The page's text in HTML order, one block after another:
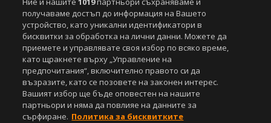
Етични правила на НСС
Лични данни
Управление на предпочитания
Съдържанието на този уеб сайт и технологиите, използвани в него, са
под закрила на Закона за авторското право и сродните му права.
Всички статии, репортажи, интервюта и други текстови, графични и
видео материали, публикувани в сайта, са собственост на Агенция
Спортал, освен ако изрично е посочено друго. Допуска се
публикуване на текстови материали само след писмено съгласие на
Агенция Спортал, посочване на източника и добавяне на линк към
www.sportal.bg. Използването на графични и видео материали,
получаваме достъп до информация на Вашето
устройство, като уникални идентификатори в
бисквитки за обработка на лични данни. Можете да
приемете и управлявате своя избор по всяко време,
като щракнете върху „Управление на
предпочитания“, включително правото си да
възразите, като се позовете на законен интерес.
Вашият избор ще бъде оповестен на нашите
партньори и няма да повлияе на данните за
сърфиране. Политика за бисквитките